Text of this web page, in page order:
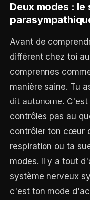
Deux modes :
Avant de
différent chez toi
comprennes
manière saine. Tu
dit autonome.
contrôles pas au
contrôler ton cœur
respiration ou ta
modes. Il y a tout
système nerveux
c'est ton mode